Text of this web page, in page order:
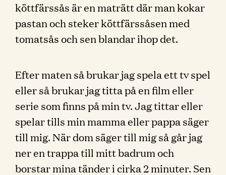
köttfärssås är en maträtt där man kokar
pastan och steker köttfärssåsen med
tomatsås och sen blandar ihop det.
Efter maten så brukar jag spela ett tv spel
eller så brukar jag titta på en film eller
serie som finns på min tv. Jag tittar eller
spelar tills min mamma eller pappa säger
till mig. När dom säger till mig så går jag
ner en trappa till mitt badrum och
borstar mina tänder i cirka 2 minuter. Sen